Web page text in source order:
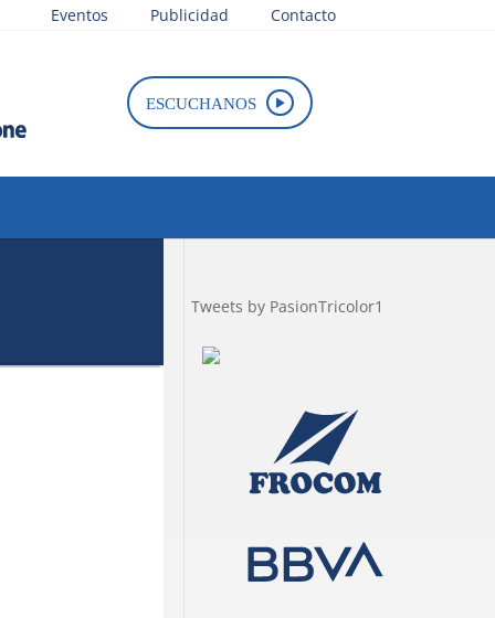
Eventos Publicidad Contacto
ESCUCHANOS
Tweets by PasionTricolor1